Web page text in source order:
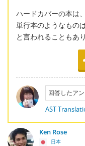
ハードカバーの本は
単行本のようなもの
と言われることもあ
回答したア
AST
Ken Rose
日本